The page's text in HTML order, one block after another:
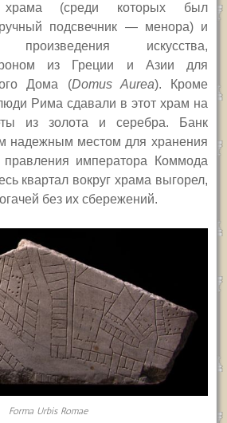
храма (среди которых был
подсвечник — менора) и
произведения искусства,
из Греции и Азии для
Дома (Domus Aurea). Кроме
Рима сдавали в этот храм на
из золота и серебра. Банк
надежным местом для хранения
императора Коммода
квартал вокруг храма выгорел,
без их сбережений.
Forma Urbis Romae